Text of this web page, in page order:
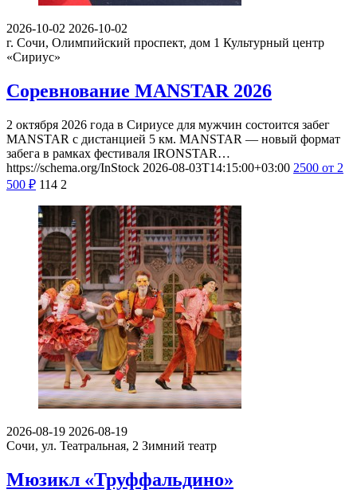
2026-10-02 2026-10-02
г. Сочи, Олимпийский проспект, дом 1 Культурный центр
«Сириус»
Соревнование MANSTAR 2026
2 октября 2026 года в Сириусе для мужчин состоится забег
MANSTAR с дистанцией 5 км. MANSTAR — новый формат
забега в рамках фестиваля IRONSTAR…
https://schema.org/InStock 2026-08-03T14:15:00+03:00 2500 от 2
500 ₽ 114 2
2026-08-19 2026-08-19
Сочи, ул. Театральная, 2 Зимний театр
Мюзикл «Труффальдино»